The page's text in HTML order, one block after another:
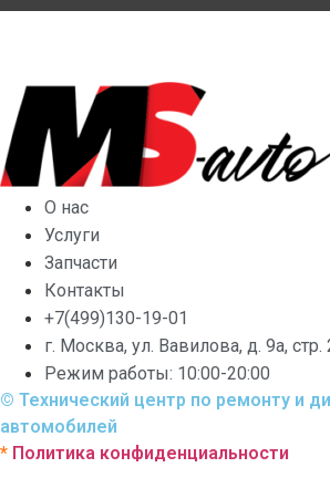
О нас
Услуги
Запчасти
Контакты
+7(499)130-19-01
г. Москва, ул. Вавилова, д. 9а, стр.
Режим работы: 10:00-20:00
© Технический центр по ремонту и
автомобилей
* Политика конфиденциальности